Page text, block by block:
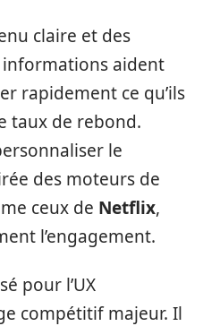
claire et des
aident
rapidement ce qu’ils
taux de rebond.
le
des moteurs de
ceux de Netflix,
l’engagement.
pour l’UX
compétitif majeur. Il